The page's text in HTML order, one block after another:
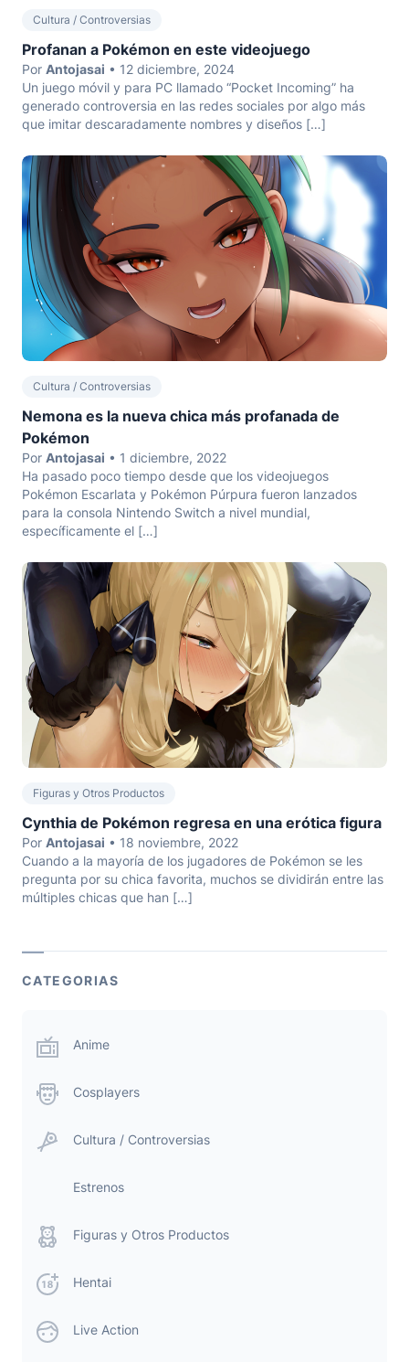
Profanan a Pokémon en este videojuego
Cultura / Controversias
Por Antojasai • 12 diciembre, 2024
Un juego móvil y para PC llamado “Pocket Incoming” ha
generado controversia en las redes sociales por algo más
que imitar descaradamente nombres y diseños […]
Nemona es la nueva chica más profanada de
Pokémon
Cultura / Controversias
Por Antojasai • 1 diciembre, 2022
Ha pasado poco tiempo desde que los videojuegos
Pokémon Escarlata y Pokémon Púrpura fueron lanzados
para la consola Nintendo Switch a nivel mundial,
específicamente el […]
Cynthia de Pokémon regresa en una erótica figura
Figuras y Otros Productos
Por Antojasai • 18 noviembre, 2022
Cuando a la mayoría de los jugadores de Pokémon se les
pregunta por su chica favorita, muchos se dividirán entre las
múltiples chicas que han […]
CATEGORIAS
Anime
Cosplayers
Cultura / Controversias
Estrenos
Figuras y Otros Productos
Hentai
Live Action